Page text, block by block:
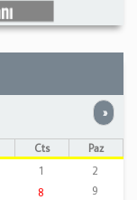
»
Cts
Paz
1
2
8
9